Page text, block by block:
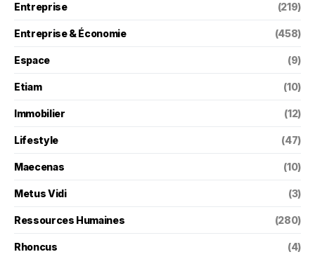
Entreprise (219)
Entreprise & Économie (458)
Espace (9)
Etiam (10)
Immobilier (12)
Lifestyle (47)
Maecenas (10)
Metus Vidi (3)
Ressources Humaines (280)
Rhoncus (4)